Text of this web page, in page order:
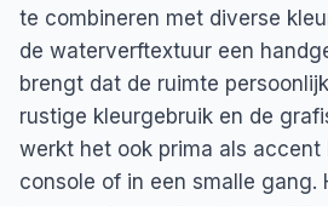
te combineren met diverse
de waterverftextuur een
brengt dat de ruimte
rustige kleurgebruik en de
werkt het ook prima als accent
console of in een smalle gang.